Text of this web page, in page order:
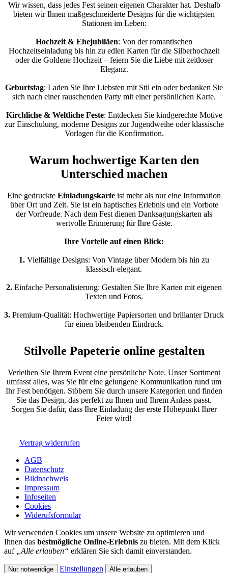
Wir wissen, dass jedes Fest seinen eigenen Charakter hat. Deshalb
bieten wir Ihnen maßgeschneiderte Designs für die wichtigsten
Stationen im Leben:
Hochzeit & Ehejubiläen: Von der romantischen
Hochzeitseinladung bis hin zu edlen Karten für die Silberhochzeit
oder die Goldene Hochzeit – feiern Sie die Liebe mit zeitloser
Eleganz.
Geburtstag: Laden Sie Ihre Liebsten mit Stil ein oder bedanken Sie
sich nach einer rauschenden Party mit einer persönlichen Karte.
Kirchliche & Weltliche Feste: Entdecken Sie kindgerechte Motive
zur Einschulung, moderne Designs zur Jugendweihe oder klassische
Vorlagen für die Konfirmation.
Warum hochwertige Karten den
Unterschied machen
Eine gedruckte Einladungskarte ist mehr als nur eine Information
über Ort und Zeit. Sie ist ein haptisches Erlebnis und ein Vorbote
der Vorfreude. Nach dem Fest dienen Danksagungskarten als
wertvolle Erinnerung für Ihre Gäste.
Ihre Vorteile auf einen Blick:
1. Vielfältige Designs: Von Vintage über Modern bis hin zu
klassisch-elegant.
2. Einfache Personalisierung: Gestalten Sie Ihre Karten mit eigenen
Texten und Fotos.
3. Premium-Qualität: Hochwertige Papiersorten und brillanter Druck
für einen bleibenden Eindruck.
Stilvolle Papeterie online gestalten
Verleihen Sie Ihrem Event eine persönliche Note. Unser Sortiment
umfasst alles, was Sie für eine gelungene Kommunikation rund um
Ihr Fest benötigen. Stöbern Sie durch unsere Kategorien und finden
Sie das Design, das perfekt zu Ihnen und Ihrem Anlass passt.
Sorgen Sie dafür, dass Ihre Einladung der erste Höhepunkt Ihrer
Feier wird!
Vertrag widerrufen
AGB
Datenschutz
Bildnachweis
Impressum
Infoseiten
Cookies
Widerufsformular
Wir verwenden Cookies um unsere Website zu optimieren und
Ihnen das bestmögliche Online-Erlebnis zu bieten. Mit dem Klick
auf
„Alle erlauben“ erklären Sie sich damit einverstanden.
Nur notwendige Einstellungen Alle erlauben